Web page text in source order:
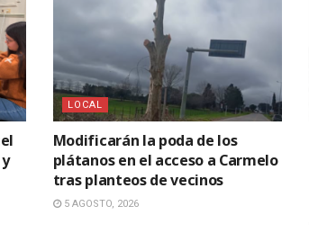
LOCAL
Modificarán la poda de los
plátanos en el acceso a Carmelo
tras planteos de vecinos
5 AGOSTO, 2026